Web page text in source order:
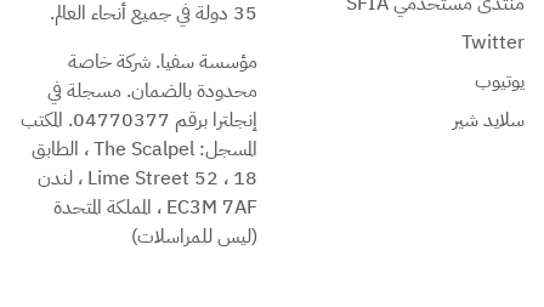
Twitter
يوتيوب
سلايد شير
35 دولة في جميع أنحاء العالم.
مؤسسة سفيا. شركة خاصة
محدودة بالضمان. مسجلة في
إنجلترا برقم 04770377. المكتب
المسجل: The Scalpel ، الطابق
18 ، 52 Lime Street ، لندن
EC3M 7AF ، المملكة المتحدة
(ليس للمراسلات)